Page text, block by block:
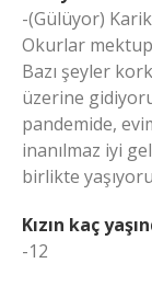
-(Gülüyor)
Okurlar mektup
Bazı şeyler
üzerine
pandemide,
inanılmaz iyi
birlikte
Kızın kaç
-12